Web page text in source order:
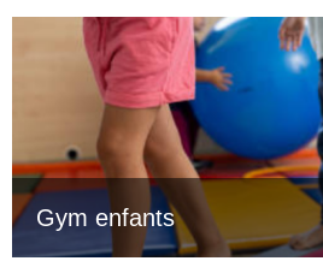
Gym enfants